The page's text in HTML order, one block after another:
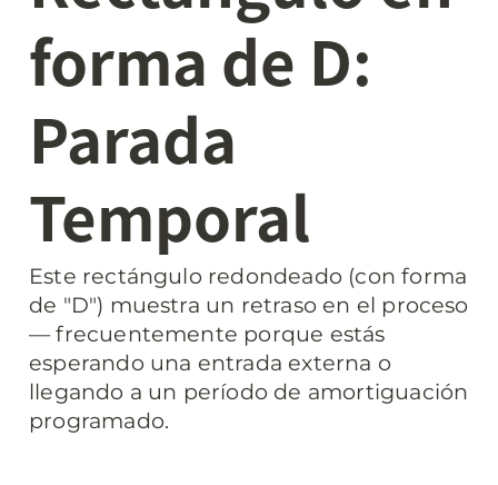
forma de D:
Parada
Temporal
Este rectángulo redondeado (con forma
de "D") muestra un retraso en el proceso
— frecuentemente porque estás
esperando una entrada externa o
llegando a un período de amortiguación
programado.